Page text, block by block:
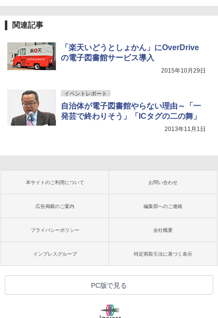
関連記事
「楽天いどうとしょかん」にOverDrive
の電子図書館サービス導入
2015年10月29日
イベントレポート
自治体が電子図書館やらない理由～「一
発芸で終わりそう」「ICタグの二の舞」
2013年11月1日
本サイトのご利用について お問い合わせ
広告掲載のご案内 編集部へのご連絡
プライバシーポリシー 会社概要
インプレスグループ 特定商取引法に基づく表示
PC版で見る